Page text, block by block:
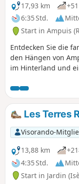
17,93 km
6:35 Std.
Start in Ampuis
Entdecken Sie die
den Hängen von
im Hinterland und
Massiv, die Alpen
Les Terres
Visorando-
13,88 km
4:35 Std.
Start in Jardin